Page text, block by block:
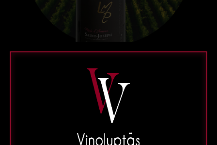
Vallée du Rhône
Saint-Joseph Rouge Mots
d'Amour Domaine Le Mas du